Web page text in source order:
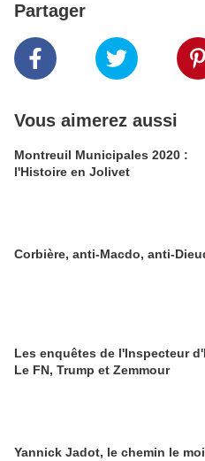
Partager
Vous aimerez aussi
Montreuil Municipales 2020 :
l'Histoire en Jolivet
Corbière, anti-Macdo, anti-
Les enquêtes de l'Inspecteur
Le FN, Trump et Zemmour
Yannick Jadot, le chemin le